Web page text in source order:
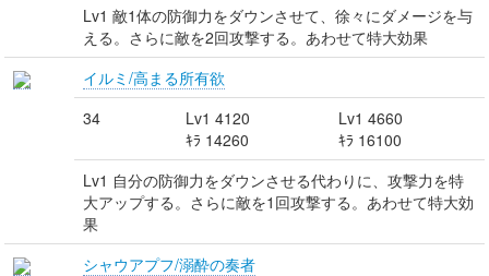
Lv1 敵1体の防御力をダウンさせて、徐々にダメージを与
える。さらに敵を2回攻撃する。あわせて特大効果
イルミ/高まる所有欲
34
Lv1 4120
ｷﾗ 14260
Lv1 4660
ｷﾗ 16100
Lv1 自分の防御力をダウンさせる代わりに、攻撃力を特
大アップする。さらに敵を1回攻撃する。あわせて特大効
果
シャウアプフ/溺酔の奏者